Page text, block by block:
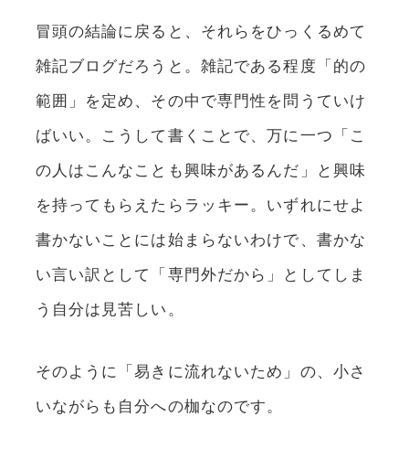
冒頭の結論に戻ると、それらをひっくるめて
雑記ブログだろうと。雑記である程度「的の
範囲」を定め、その中で専門性を問うていけ
ばいい。こうして書くことで、万に一つ「こ
の人はこんなことも興味があるんだ」と興味
を持ってもらえたらラッキー。いずれにせよ
書かないことには始まらないわけで、書かな
い言い訳として「専門外だから」としてしま
う自分は見苦しい。
そのように「易きに流れないため」の、小さ
いながらも自分への枷なのです。